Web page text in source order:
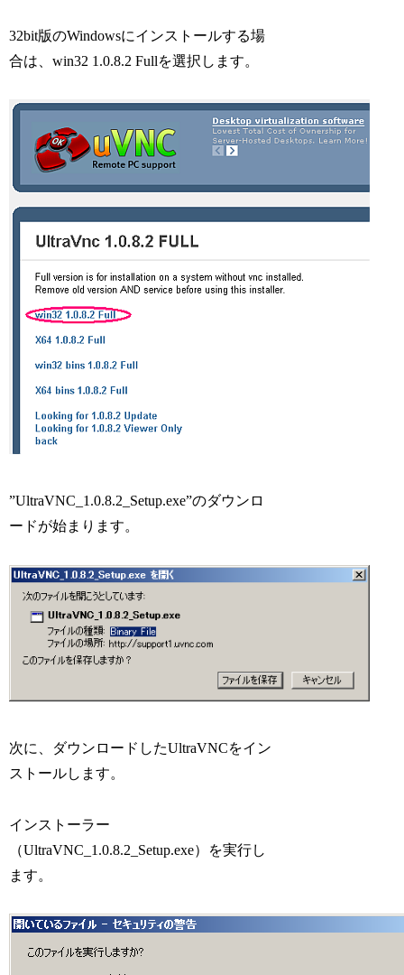
32bit版のWindowsにインストールする場
合は、win32 1.0.8.2 Fullを選択します。
”UltraVNC_1.0.8.2_Setup.exe”のダウンロ
ードが始まります。
次に、ダウンロードしたUltraVNCをイン
ストールします。
インストーラー
（UltraVNC_1.0.8.2_Setup.exe）を実行し
ます。